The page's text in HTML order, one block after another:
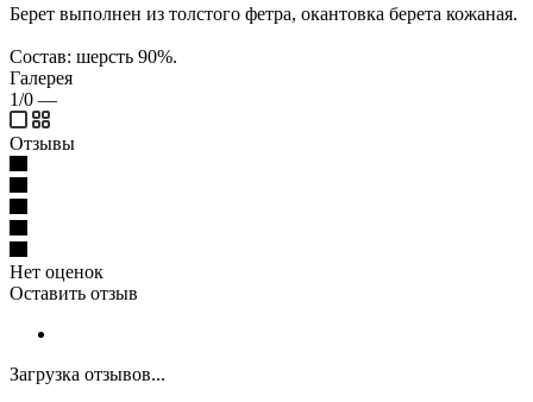
Берет выполнен из толстого фетра, окантовка берета кожаная.
Состав: шерсть 90%.
Галерея
1/0 —
Отзывы
Нет оценок
Оставить отзыв
Загрузка отзывов...